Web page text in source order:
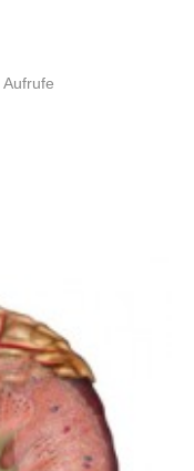
Aufrufe